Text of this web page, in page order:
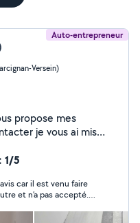
Auto-entrepreneur
Versein)
propose mes
je vous ai mis
1/5
car il est venu faire
et n’a pas accepté.